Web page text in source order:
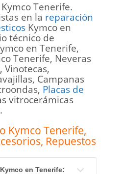
Tenerife.
en la reparación
Kymco en
técnico de
en Tenerife,
Tenerife, Neveras
Vinotecas,
Campanas
Placas de
vitrocerámicas
Kymco Tenerife,
Repuestos
en Tenerife: